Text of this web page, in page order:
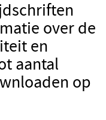
over de
en
aantal
op